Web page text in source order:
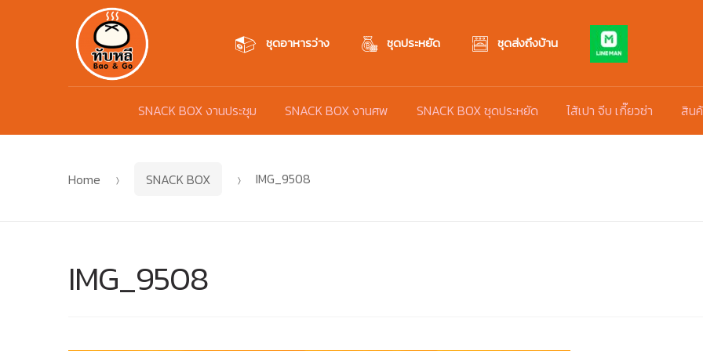
Skip
to
navigation
Skip
to
content
ชุดอาหารว่าง ชุดประหยัด ชุดส่งถึงบ้าน
SNACK BOX งานประชุม SNACK BOX งานศพ SNACK BOX ชุดประหยัด ไส้เปา จีบ เกี๊ยวซ่า สิน
Home SNACK BOX IMG_9508
IMG_9508